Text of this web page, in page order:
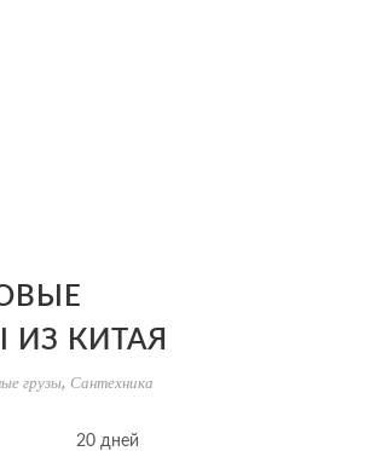
ИЗ КИТАЯ
грузы, Сантехника
20 дней